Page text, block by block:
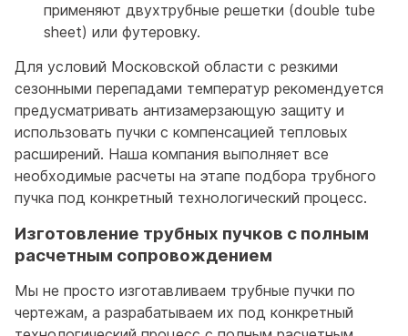
применяют двухтрубные решетки (double tube
sheet) или футеровку.
Для условий Московской области с резкими
сезонными перепадами температур рекомендуется
предусматривать антизамерзающую защиту и
использовать пучки с компенсацией тепловых
расширений. Наша компания выполняет все
необходимые расчеты на этапе подбора трубного
пучка под конкретный технологический процесс.
Изготовление трубных пучков с полным
расчетным сопровождением
Мы не просто изготавливаем трубные пучки по
чертежам, а разрабатываем их под конкретный